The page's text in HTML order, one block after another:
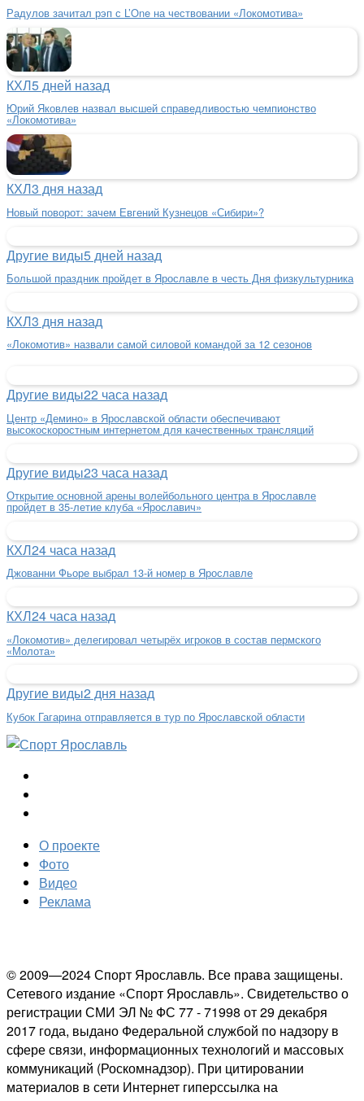
Радулов зачитал рэп с L’One на чествовании «Локомотива»
КХЛ5 дней назад
Юрий Яковлев назвал высшей справедливостью чемпионство
«Локомотива»
КХЛ3 дня назад
Новый поворот: зачем Евгений Кузнецов «Сибири»?
Другие виды5 дней назад
Большой праздник пройдет в Ярославле в честь Дня физкультурника
КХЛ3 дня назад
«Локомотив» назвали самой силовой командой за 12 сезонов
Другие виды22 часа назад
Центр «Демино» в Ярославской области обеспечивают
высокоскоростным интернетом для качественных трансляций
Другие виды23 часа назад
Открытие основной арены волейбольного центра в Ярославле
пройдет в 35-летие клуба «Ярославич»
КХЛ24 часа назад
Джованни Фьоре выбрал 13-й номер в Ярославле
КХЛ24 часа назад
«Локомотив» делегировал четырёх игроков в состав пермского
«Молота»
Другие виды2 дня назад
Кубок Гагарина отправляется в тур по Ярославской области
О проекте
Фото
Видео
Реклама
© 2009—2024 Спорт Ярославль. Все права защищены.
Сетевого издание «Спорт Ярославль». Свидетельство о
регистрации СМИ ЭЛ № ФС 77 - 71998 от 29 декабря
2017 года, выдано Федеральной службой по надзору в
сфере связи, информационных технологий и массовых
коммуникаций (Роскомнадзор). При цитировании
материалов в сети Интернет гиперссылка на